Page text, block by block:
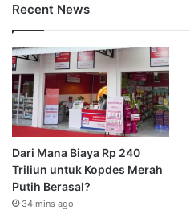
Recent News
Dari Mana Biaya Rp 240
Triliun untuk Kopdes Merah
Putih Berasal?
34 mins ago